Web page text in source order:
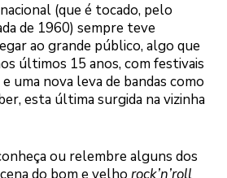
nacional (que é tocado, pelo
de 1960) sempre teve
ao grande público, algo que
últimos 15 anos, com festivais
uma nova leva de bandas como
esta última surgida na vizinha
ou relembre alguns dos